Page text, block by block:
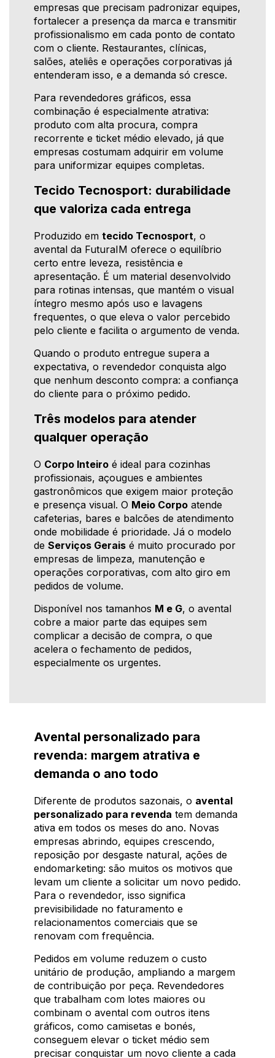
empresas que precisam padronizar equipes,
fortalecer a presença da marca e transmitir
profissionalismo em cada ponto de contato
com o cliente. Restaurantes, clínicas,
salões, ateliês e operações corporativas já
entenderam isso, e a demanda só cresce.
Para revendedores gráficos, essa
combinação é especialmente atrativa:
produto com alta procura, compra
recorrente e ticket médio elevado, já que
empresas costumam adquirir em volume
para uniformizar equipes completas.
Tecido Tecnosport: durabilidade
que valoriza cada entrega
Produzido em tecido Tecnosport, o
avental da FuturaIM oferece o equilíbrio
certo entre leveza, resistência e
apresentação. É um material desenvolvido
para rotinas intensas, que mantém o visual
íntegro mesmo após uso e lavagens
frequentes, o que eleva o valor percebido
pelo cliente e facilita o argumento de venda.
Quando o produto entregue supera a
expectativa, o revendedor conquista algo
que nenhum desconto compra: a confiança
do cliente para o próximo pedido.
Três modelos para atender
qualquer operação
O Corpo Inteiro é ideal para cozinhas
profissionais, açougues e ambientes
gastronômicos que exigem maior proteção
e presença visual. O Meio Corpo atende
cafeterias, bares e balcões de atendimento
onde mobilidade é prioridade. Já o modelo
de Serviços Gerais é muito procurado por
empresas de limpeza, manutenção e
operações corporativas, com alto giro em
pedidos de volume.
Disponível nos tamanhos M e G, o avental
cobre a maior parte das equipes sem
complicar a decisão de compra, o que
acelera o fechamento de pedidos,
especialmente os urgentes.
Avental personalizado para
revenda: margem atrativa e
demanda o ano todo
Diferente de produtos sazonais, o avental
personalizado para revenda tem demanda
ativa em todos os meses do ano. Novas
empresas abrindo, equipes crescendo,
reposição por desgaste natural, ações de
endomarketing: são muitos os motivos que
levam um cliente a solicitar um novo pedido.
Para o revendedor, isso significa
previsibilidade no faturamento e
relacionamentos comerciais que se
renovam com frequência.
Pedidos em volume reduzem o custo
unitário de produção, ampliando a margem
de contribuição por peça. Revendedores
que trabalham com lotes maiores ou
combinam o avental com outros itens
gráficos, como camisetas e bonés,
conseguem elevar o ticket médio sem
precisar conquistar um novo cliente a cada